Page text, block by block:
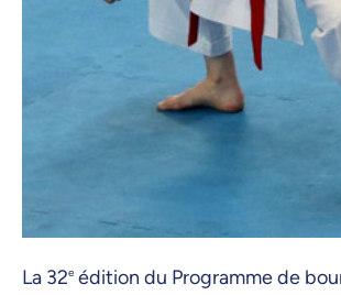
La 32e édition du Programme de